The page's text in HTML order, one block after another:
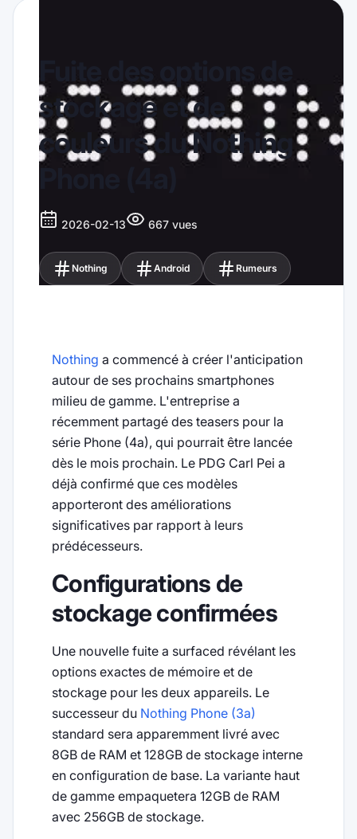
Fuite des options de
stockage et de
couleurs du Nothing
Phone (4a)
2026-02-13 667 vues
Nothing Android Rumeurs
Nothing a commencé à créer l'anticipation
autour de ses prochains smartphones
milieu de gamme. L'entreprise a
récemment partagé des teasers pour la
série Phone (4a), qui pourrait être lancée
dès le mois prochain. Le PDG Carl Pei a
déjà confirmé que ces modèles
apporteront des améliorations
significatives par rapport à leurs
prédécesseurs.
Configurations de
stockage confirmées
Une nouvelle fuite a surfaced révélant les
options exactes de mémoire et de
stockage pour les deux appareils. Le
successeur du Nothing Phone (3a)
standard sera apparemment livré avec
8GB de RAM et 128GB de stockage interne
en configuration de base. La variante haut
de gamme empaquetera 12GB de RAM
avec 256GB de stockage.